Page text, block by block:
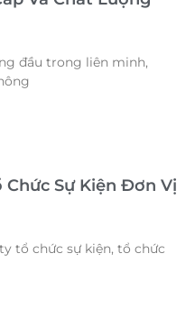
đầu trong liên minh,
Chức Sự Kiện Đơn Vị
tổ chức sự kiện, tổ chức